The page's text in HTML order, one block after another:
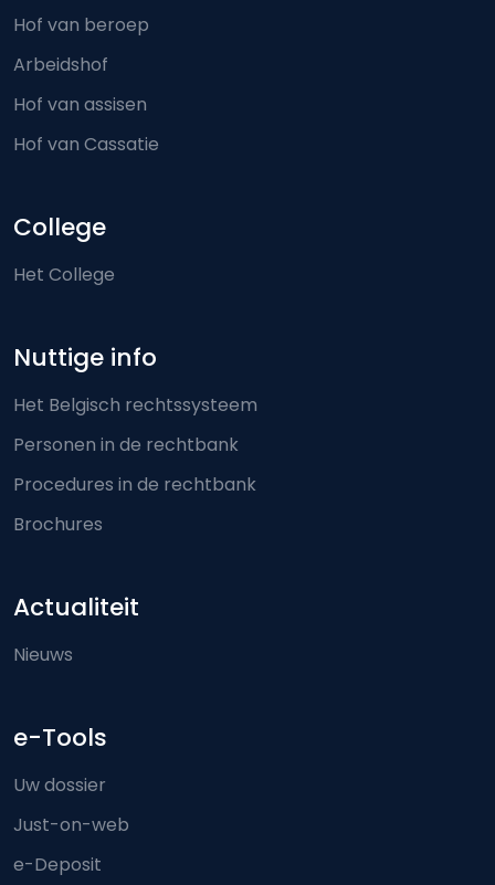
Hof van beroep
Arbeidshof
Hof van assisen
Hof van Cassatie
College
Het College
Nuttige info
Het Belgisch rechtssysteem
Personen in de rechtbank
Procedures in de rechtbank
Brochures
Actualiteit
Nieuws
e-Tools
Uw dossier
Just-on-web
e-Deposit